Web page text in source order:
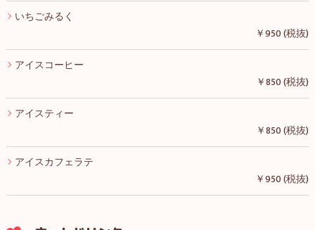
いちごみるく
￥950 (税抜)
アイスコーヒー
￥850 (税抜)
アイスティー
￥850 (税抜)
アイスカフェラテ
￥950 (税抜)